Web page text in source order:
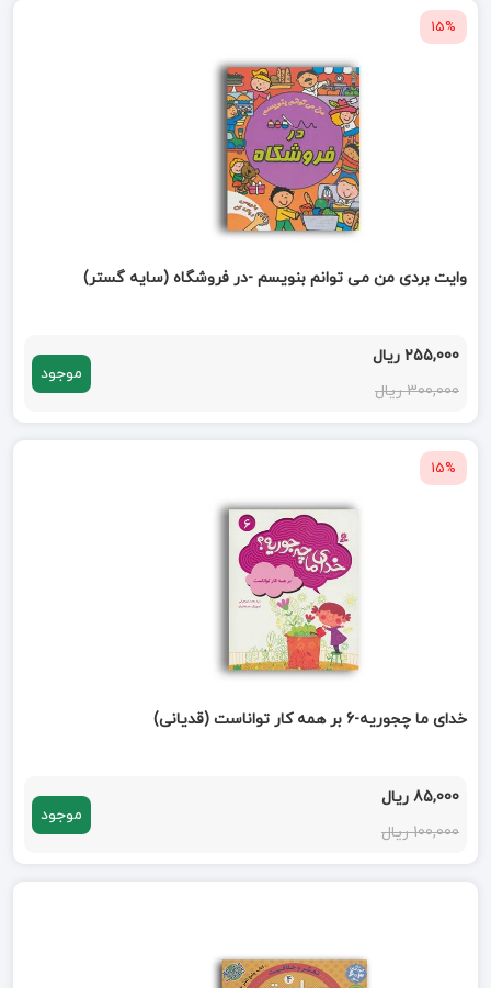
15%
وایت بردی من می توانم بنویسم -در فروشگاه (سایه گستر)
255,000 ریال
300,000 ریال
موجود
15%
خدای ما چجوریه-6 بر همه کار تواناست (قدیانی)
85,000 ریال
100,000 ریال
موجود